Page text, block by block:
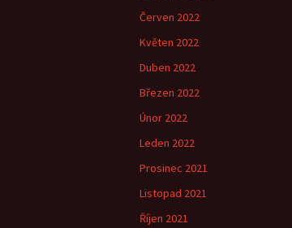
Červen 2022
Květen 2022
Duben 2022
Březen 2022
Únor 2022
Leden 2022
Prosinec 2021
Listopad 2021
Říjen 2021